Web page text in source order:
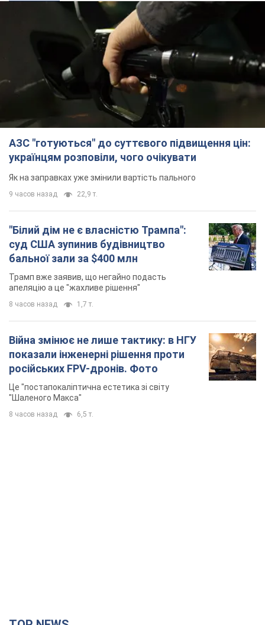
АЗС "готуються" до суттєвого підвищення цін:
українцям розповіли, чого очікувати
Як на заправках уже змінили вартість пального
9 часов назад 22,9 т.
"Білий дім не є власністю Трампа":
суд США зупинив будівництво
бальної зали за $400 млн
Трамп вже заявив, що негайно подасть
апеляцію а це "жахливе рішення"
8 часов назад 1,7 т.
Війна змінює не лише тактику: в НГУ
показали інженерні рішення проти
російських FPV-дронів. Фото
Це "постапокаліптична естетика зі світу
"Шаленого Макса"
8 часов назад 6,5 т.